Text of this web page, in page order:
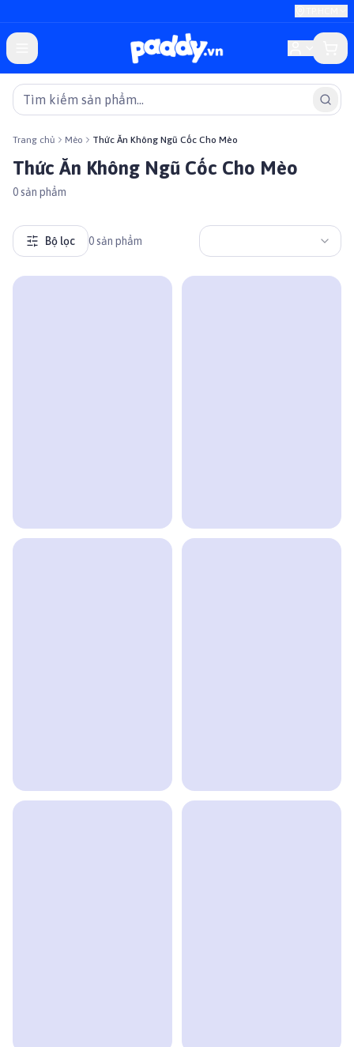
Trang chủ Mèo Thức Ăn Không Ngũ Cốc Cho Mèo
Thức Ăn Không Ngũ Cốc Cho Mèo
0sản phẩm
Bộ lọc 0sản phẩm